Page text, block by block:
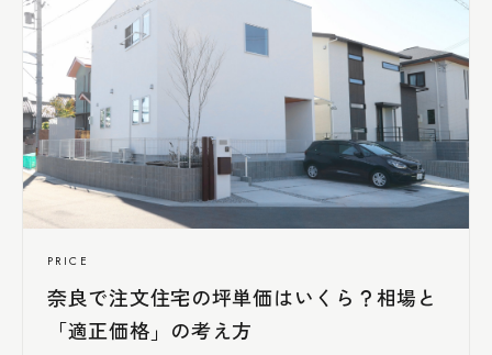
PRICE
奈良で注文住宅の坪単価はいくら？相場と
「適正価格」の考え方